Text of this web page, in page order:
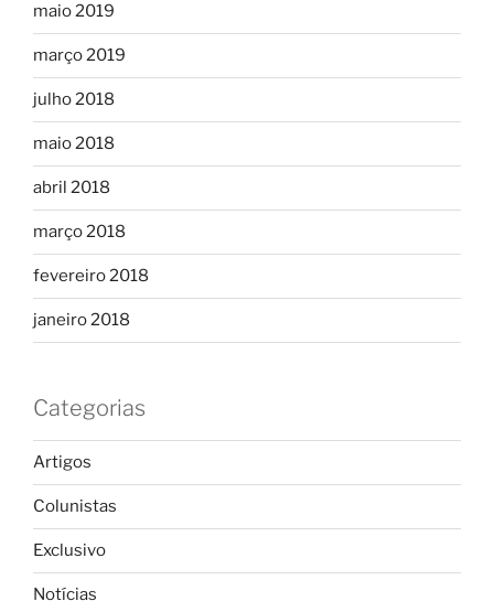
maio 2019
março 2019
julho 2018
maio 2018
abril 2018
março 2018
fevereiro 2018
janeiro 2018
Categorias
Artigos
Colunistas
Exclusivo
Notícias